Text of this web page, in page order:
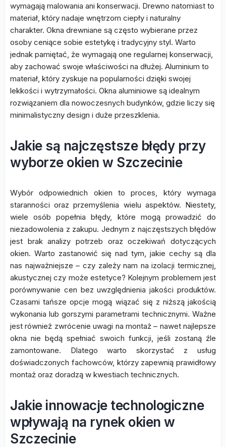
wymagają malowania ani konserwacji. Drewno natomiast to
materiał, który nadaje wnętrzom ciepły i naturalny
charakter. Okna drewniane są często wybierane przez
osoby ceniące sobie estetykę i tradycyjny styl. Warto
jednak pamiętać, że wymagają one regularnej konserwacji,
aby zachować swoje właściwości na dłużej. Aluminium to
materiał, który zyskuje na popularności dzięki swojej
lekkości i wytrzymałości. Okna aluminiowe są idealnym
rozwiązaniem dla nowoczesnych budynków, gdzie liczy się
minimalistyczny design i duże przeszklenia.
Jakie są najczęstsze błędy przy
wyborze okien w Szczecinie
Wybór odpowiednich okien to proces, który wymaga
staranności oraz przemyślenia wielu aspektów. Niestety,
wiele osób popełnia błędy, które mogą prowadzić do
niezadowolenia z zakupu. Jednym z najczęstszych błędów
jest brak analizy potrzeb oraz oczekiwań dotyczących
okien. Warto zastanowić się nad tym, jakie cechy są dla
nas najważniejsze – czy zależy nam na izolacji termicznej,
akustycznej czy może estetyce? Kolejnym problemem jest
porównywanie cen bez uwzględnienia jakości produktów.
Czasami tańsze opcje mogą wiązać się z niższą jakością
wykonania lub gorszymi parametrami technicznymi. Ważne
jest również zwrócenie uwagi na montaż – nawet najlepsze
okna nie będą spełniać swoich funkcji, jeśli zostaną źle
zamontowane. Dlatego warto skorzystać z usług
doświadczonych fachowców, którzy zapewnią prawidłowy
montaż oraz doradzą w kwestiach technicznych.
Jakie innowacje technologiczne
wpływają na rynek okien w
Szczecinie